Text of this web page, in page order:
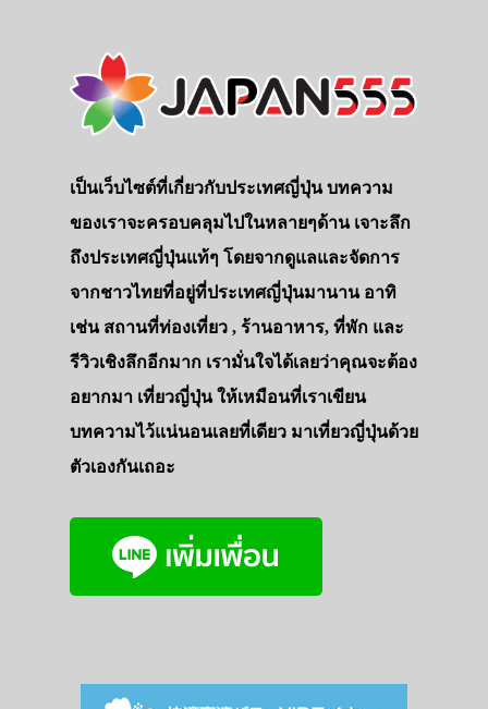
เป็นเว็บไซต์ที่เกี่ยวกับประเทศญี่ปุ่น บทความ
ของเราจะครอบคลุมไปในหลายๆด้าน เจาะลึก
ถึงประเทศญี่ปุ่นแท้ๆ โดยจากดูแลและจัดการ
จากชาวไทยที่อยู่ที่ประเทศญี่ปุ่นมานาน อาทิ
เช่น สถานที่ท่องเที่ยว , ร้านอาหาร, ที่พัก และ
รีวิวเชิงลึกอีกมาก เรามั่นใจได้เลยว่าคุณจะต้อง
อยากมา เที่ยวญี่ปุ่น ให้เหมือนที่เราเขียน
บทความไว้แน่นอนเลยที่เดียว มาเที่ยวญี่ปุ่นด้วย
ตัวเองกันเถอะ